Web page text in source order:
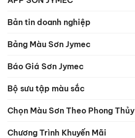
Bản tin doanh nghiệp
Bảng Màu Sơn Jymec
Báo Giá Sơn Jymec
Bộ sưu tập màu sắc
Chọn Màu Sơn Theo Phong Thủy
Chương Trình Khuyến Mãi